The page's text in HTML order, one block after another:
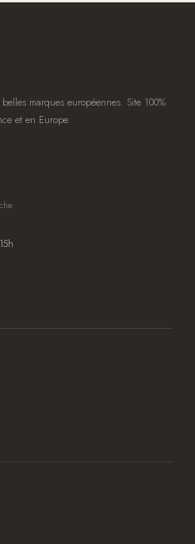
marques européennes. Site 100%
et en Europe.